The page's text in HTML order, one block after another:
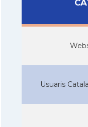
Usuaris